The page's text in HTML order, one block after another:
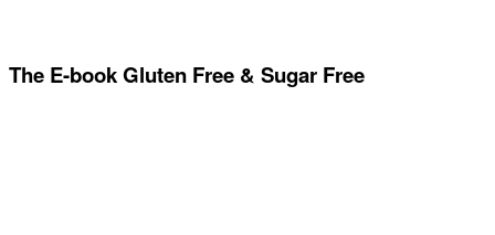
The E-book Gluten Free & Sugar Free